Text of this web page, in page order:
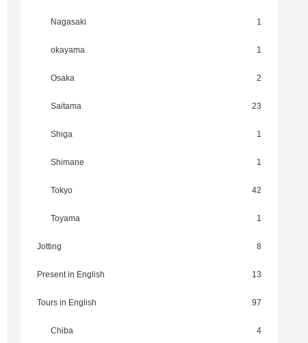
Nagasaki 1
okayama 1
Osaka 2
Saitama 23
Shiga 1
Shimane 1
Tokyo 42
Toyama 1
Jotting 8
Present in English 13
Tours in English 97
Chiba 4